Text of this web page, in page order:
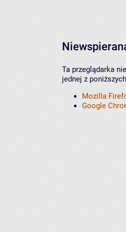
Ta przeglądarka
jednej z
Mozilla
Google